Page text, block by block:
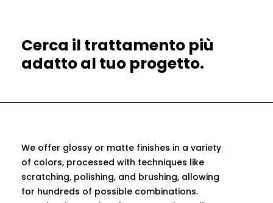
Cerca il trattamento più
adatto al tuo progetto.
We offer glossy or matte finishes in a variety
of colors, processed with techniques like
scratching, polishing, and brushing, allowing
for hundreds of possible combinations.